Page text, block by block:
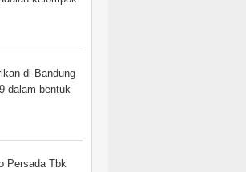
di Bandung
dalam bentuk
Persada Tbk